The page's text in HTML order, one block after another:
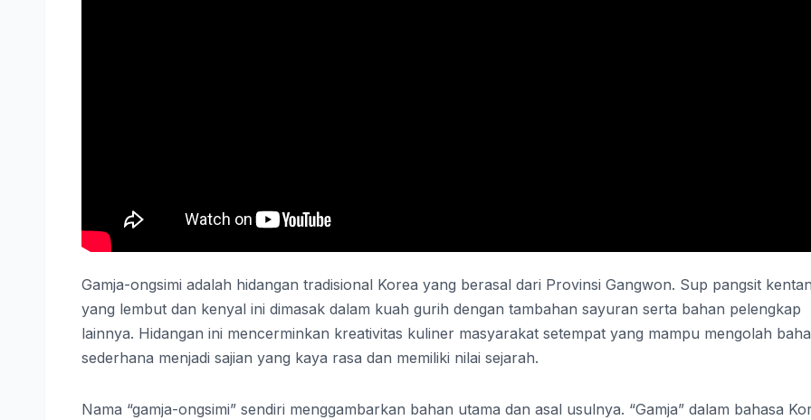
Gamja-ongsimi adalah hidangan tradisional Korea yang berasal dari Provinsi Gangwon. Sup pangsit
yang lembut dan kenyal ini dimasak dalam kuah gurih dengan tambahan sayuran serta bahan pelengkap
lainnya. Hidangan ini mencerminkan kreativitas kuliner masyarakat setempat yang mampu mengolah
sederhana menjadi sajian yang kaya rasa dan memiliki nilai sejarah.
Nama “gamja-ongsimi” sendiri menggambarkan bahan utama dan asal usulnya. “Gamja” dalam bahasa